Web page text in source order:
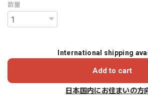
数量
International shipping
Add to cart
日本国内にお住まいの方